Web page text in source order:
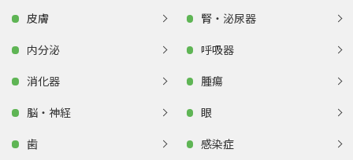
皮膚
腎・泌尿器
内分泌
呼吸器
消化器
腫瘍
脳・神経
眼
歯
感染症